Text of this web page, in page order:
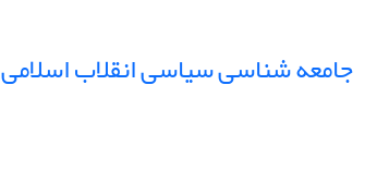
جامعه شناسی سیاسی انقلاب اسلامی